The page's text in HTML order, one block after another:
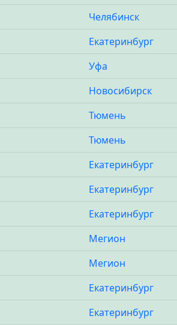
Челябинск
Екатеринбург
Уфа
Новосибирск
Тюмень
Тюмень
Екатеринбург
Екатеринбург
Екатеринбург
Мегион
Мегион
Екатеринбург
Екатеринбург